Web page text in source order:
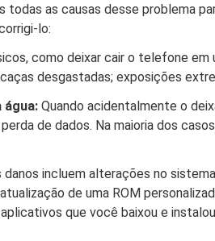
todas as causas desse problema
lo:
como deixar cair o telefone em
desgastadas; exposições
água: Quando acidentalmente o
de dados. Na maioria dos
danos incluem alterações no
de uma ROM
que você baixou e